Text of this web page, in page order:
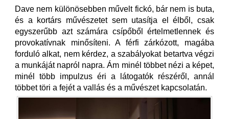
Dave nem különösebben művelt fickó, bár nem is buta,
és a kortárs művészetet sem utasítja el élből, csak
egyszerűbb azt számára csípőből értelmetlennek és
provokatívnak minősíteni. A férfi zárkózott, magába
forduló alkat, nem kérdez, a szabályokat betartva végzi
a munkáját napról napra. Ám minél többet nézi a képet,
minél több impulzus éri a látogatók részéről, annál
többet töri a fejét a vallás és a művészet kapcsolatán.